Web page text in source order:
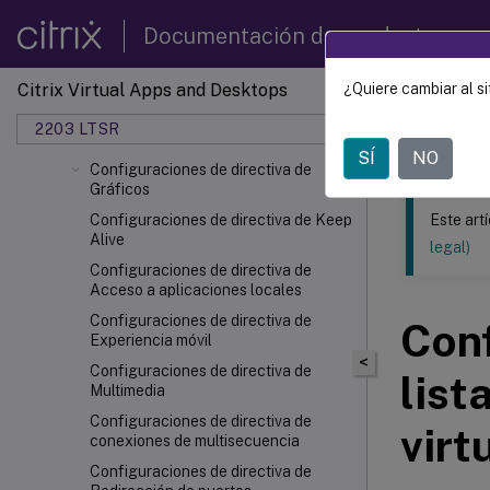
Documentación de productos
Citrix Virtual Apps and Desktops
2203 LTSR
Configuraciones de directiva de
Supervisión de usuario final
Configuración de directiva de
Enhanced Desktop Experience
Configuraciones de directiva de
Redirección de archivos
Configuraciones de directiva de
Gráficos
Configuraciones de directiva de Keep
Alive
Configuraciones de directiva de
Acceso a aplicaciones locales
Configuraciones de directiva de
Experiencia móvil
Configuraciones de directiva de
Multimedia
Configuraciones de directiva de
conexiones de multisecuencia
Configuraciones de directiva de
Este
Citrix
<
Este
legal)
¿Quiere cambiar al
SÍ NO